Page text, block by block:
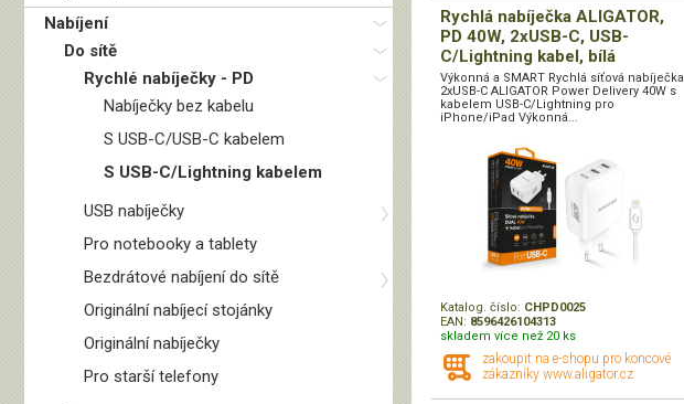
Nabíjení
Do sítě
Rychlé nabíječky - PD
Nabíječky bez kabelu
S USB-C/USB-C kabelem
S USB-C/Lightning kabelem
USB nabíječky
Pro notebooky a tablety
Bezdrátové nabíjení do sítě
Originální nabíjecí stojánky
Originální nabíječky
Pro starší telefony
Rychlá nabíječka ALIGATOR,
PD 40W, 2xUSB-C, USB-
C/Lightning kabel, bílá
Výkonná a SMART Rychlá síťová nabíječka
2xUSB-C ALIGATOR Power Delivery 40W s
kabelem USB-C/Lightning pro
iPhone/iPad Výkonná...
Katalog. číslo: CHPD0025
EAN: 8596426104313
skladem více než 20 ks
zakoupit na e-shopu pro koncové
zákazníky www.aligator.cz